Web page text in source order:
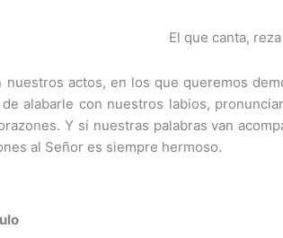
actos, en los que queremos
alabarle con nuestros labios,
Y si nuestras palabras van
al Señor es siempre hermoso.